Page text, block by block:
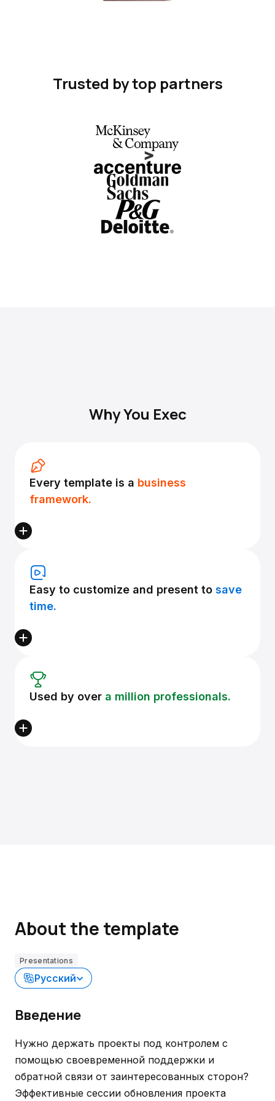
Trusted by top partners
Why You Exec
Every template is a business
framework.
Easy to customize and present to save
time.
Used by over a million professionals.
About the template
Presentations
Русский
Введение
Нужно держать проекты под контролем с
помощью своевременной поддержки и
обратной связи от заинтересованных сторон?
Эффективные сессии обновления проекта